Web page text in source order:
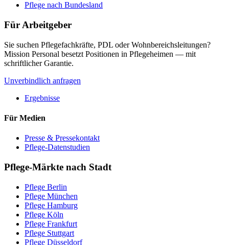
Pflege nach Bundesland
Für Arbeitgeber
Sie suchen Pflegefachkräfte, PDL oder Wohnbereichsleitungen?
Mission Personal besetzt Positionen in Pflegeheimen — mit
schriftlicher Garantie.
Unverbindlich anfragen
Ergebnisse
Für Medien
Presse & Pressekontakt
Pflege-Datenstudien
Pflege-Märkte nach Stadt
Pflege Berlin
Pflege München
Pflege Hamburg
Pflege Köln
Pflege Frankfurt
Pflege Stuttgart
Pflege Düsseldorf